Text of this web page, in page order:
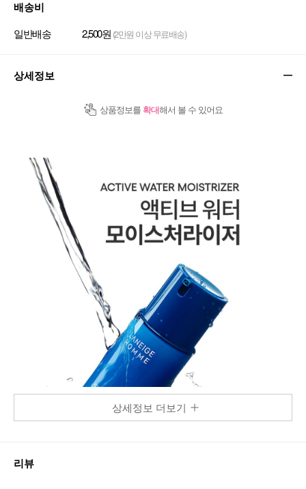
배송비
일반배송 2,500원 (2만원 이상 무료배송)
상세정보
상품정보를 확대해서 볼 수 있어요
상세정보 더보기
리뷰